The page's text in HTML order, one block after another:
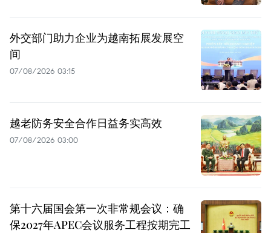
外交部门助力企业为越南拓展发展空
间
07/08/2026 03:15
越老防务安全合作日益务实高效
07/08/2026 03:00
第十六届国会第一次非常规会议：确
保2027年APEC会议服务工程按期完工